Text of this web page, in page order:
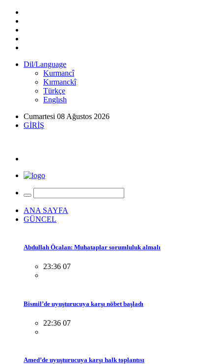
Dil/Language
Kurmancî
Kırmanckî
Türkçe
Englısh
Cumartesi 08 Ağustos 2026
GİRİŞ
ANA SAYFA
GÜNCEL
Abdullah Öcalan: Muhataplar sorumluluk almalı
23:36 07
Bismil’de uyuşturucuya karşı nöbet başladı
22:36 07
Amed’de uyuşturucuya karşı halk toplantısı